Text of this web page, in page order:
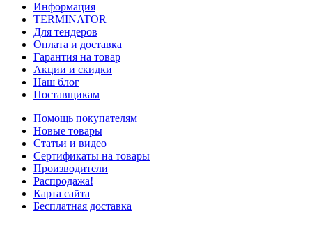
Информация
TERMINATOR
Для тендеров
Оплата и доставка
Гарантия на товар
Акции и скидки
Наш блог
Поставщикам
Помощь покупателям
Новые товары
Статьи и видео
Сертификаты на товары
Производители
Распродажа!
Карта сайта
Бесплатная доставка